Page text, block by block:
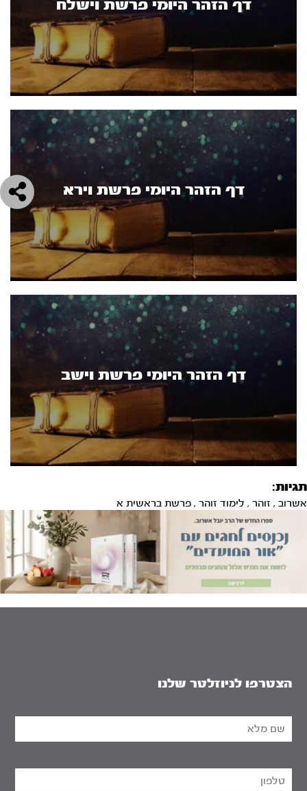
דף הזהר היומי פרשת וישלח
דף הזהר היומי פרשת וירא
דף הזהר היומי פרשת וישב
תגיות:
אשרוב , זוהר , לימוד זוהר , פרשת בראשית א
הצטרפו לניוזלטר שלנו